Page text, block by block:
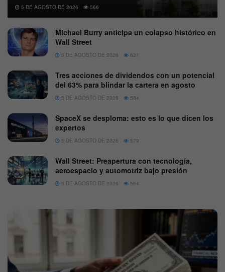
5 DE AGOSTO DE 2026 566
Michael Burry anticipa un colapso histórico en
Wall Street
5 DE AGOSTO DE 2026 621
Tres acciones de dividendos con un potencial
del 63% para blindar la cartera en agosto
5 DE AGOSTO DE 2026 584
SpaceX se desploma: esto es lo que dicen los
expertos
5 DE AGOSTO DE 2026 579
Wall Street: Preapertura con tecnología,
aeroespacio y automotriz bajo presión
5 DE AGOSTO DE 2026 564